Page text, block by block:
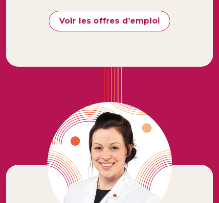
Voir les offres d’emploi